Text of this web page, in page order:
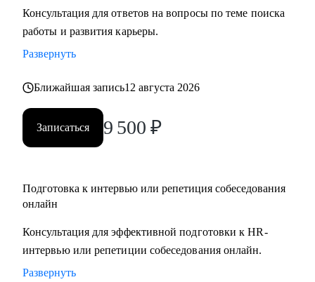
уверенной самопрезентации
• Помогу в поиске первой работы
если вы находитесь в профессиональном тупике (по
возвращению с СВО, после декрета или длительного
отпуска)
• Составлю индивидуальный и реалистичный план поиска
сэкономлю ваше время
• Помогу адаптироваться к работе на гражданке (по
возвращению с СВО)
Консультация для ответов на вопросы по теме поиска
работы и развития карьеры.
Развернуть
Ближайшая запись12 августа 2026
Записаться 9 500 ₽
Подготовка к интервью или репетиция собеседования
онлайн
Консультация для эффективной подготовки к HR-
интервью или репетиции собеседования онлайн.
Развернуть